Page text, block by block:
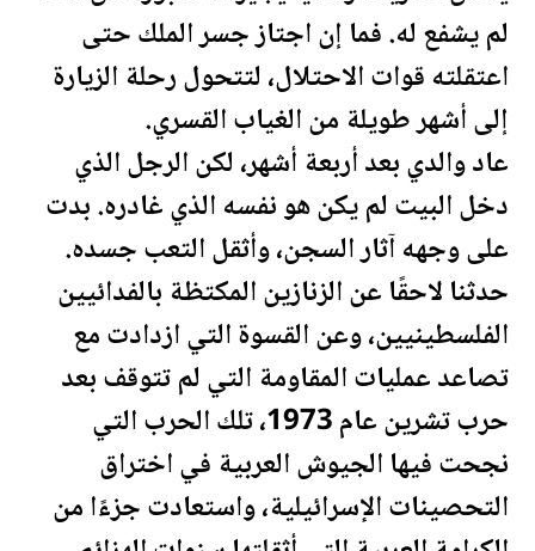
لم يشفع له. فما إن اجتاز جسر الملك حتى
اعتقلته قوات الاحتلال، لتتحول رحلة الزيارة
إلى أشهر طويلة من الغياب القسري.
عاد والدي بعد أربعة أشهر، لكن الرجل الذي
دخل البيت لم يكن هو نفسه الذي غادره. بدت
على وجهه آثار السجن، وأثقل التعب جسده.
حدثنا لاحقًا عن الزنازين المكتظة بالفدائيين
الفلسطينيين، وعن القسوة التي ازدادت مع
تصاعد عمليات المقاومة التي لم تتوقف بعد
حرب تشرين عام 1973، تلك الحرب التي
نجحت فيها الجيوش العربية في اختراق
التحصينات الإسرائيلية، واستعادت جزءًا من